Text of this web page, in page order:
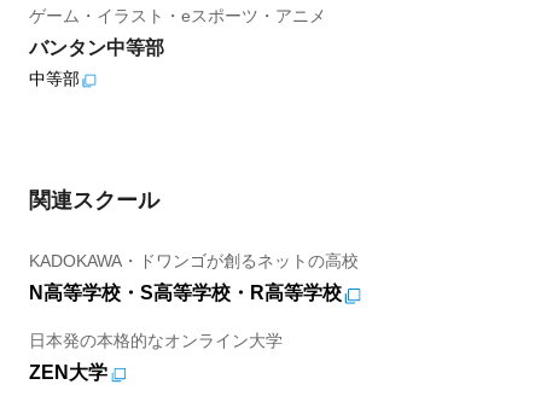
ゲーム・イラスト・eスポーツ・アニメ
バンタン中等部
中等部
関連スクール
KADOKAWA・ドワンゴが創るネットの高校
N高等学校・S高等学校・R高等学校
日本発の本格的なオンライン大学
ZEN大学